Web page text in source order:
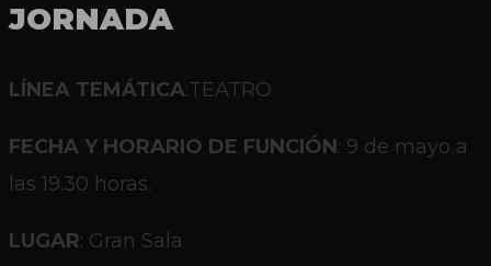
JORNADA
LÍNEA TEMÁTICA:TEATRO
FECHA Y HORARIO DE FUNCIÓN: 9 de mayo a
las 19.30 horas.
LUGAR: Gran Sala